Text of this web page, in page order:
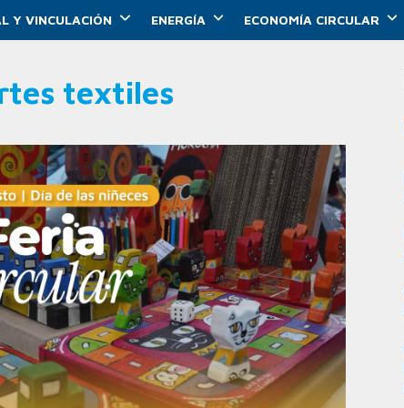
Y VINCULACIÓN ENERGÍA ECONOMÍA CIRCULAR
textiles